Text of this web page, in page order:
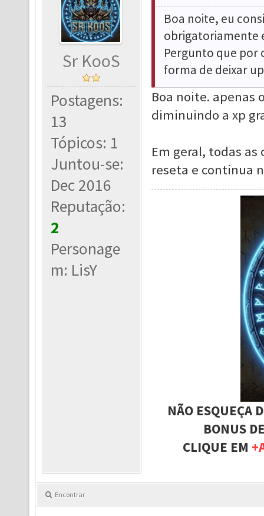
Sr KooS
Postagens:
13
Tópicos: 1
Juntou-se:
Dec 2016
Reputação:
2
Personage
m: LisY
Boa noite, eu
obrigatoriamente
Pergunto que por
forma de deixar
Boa noite. apenas
diminuindo a xp
Em geral, todas as
reseta e continua
NÃO ESQUEÇA
BONUS
CLIQUE EM
Encontrar